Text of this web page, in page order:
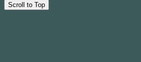
Scroll to Top